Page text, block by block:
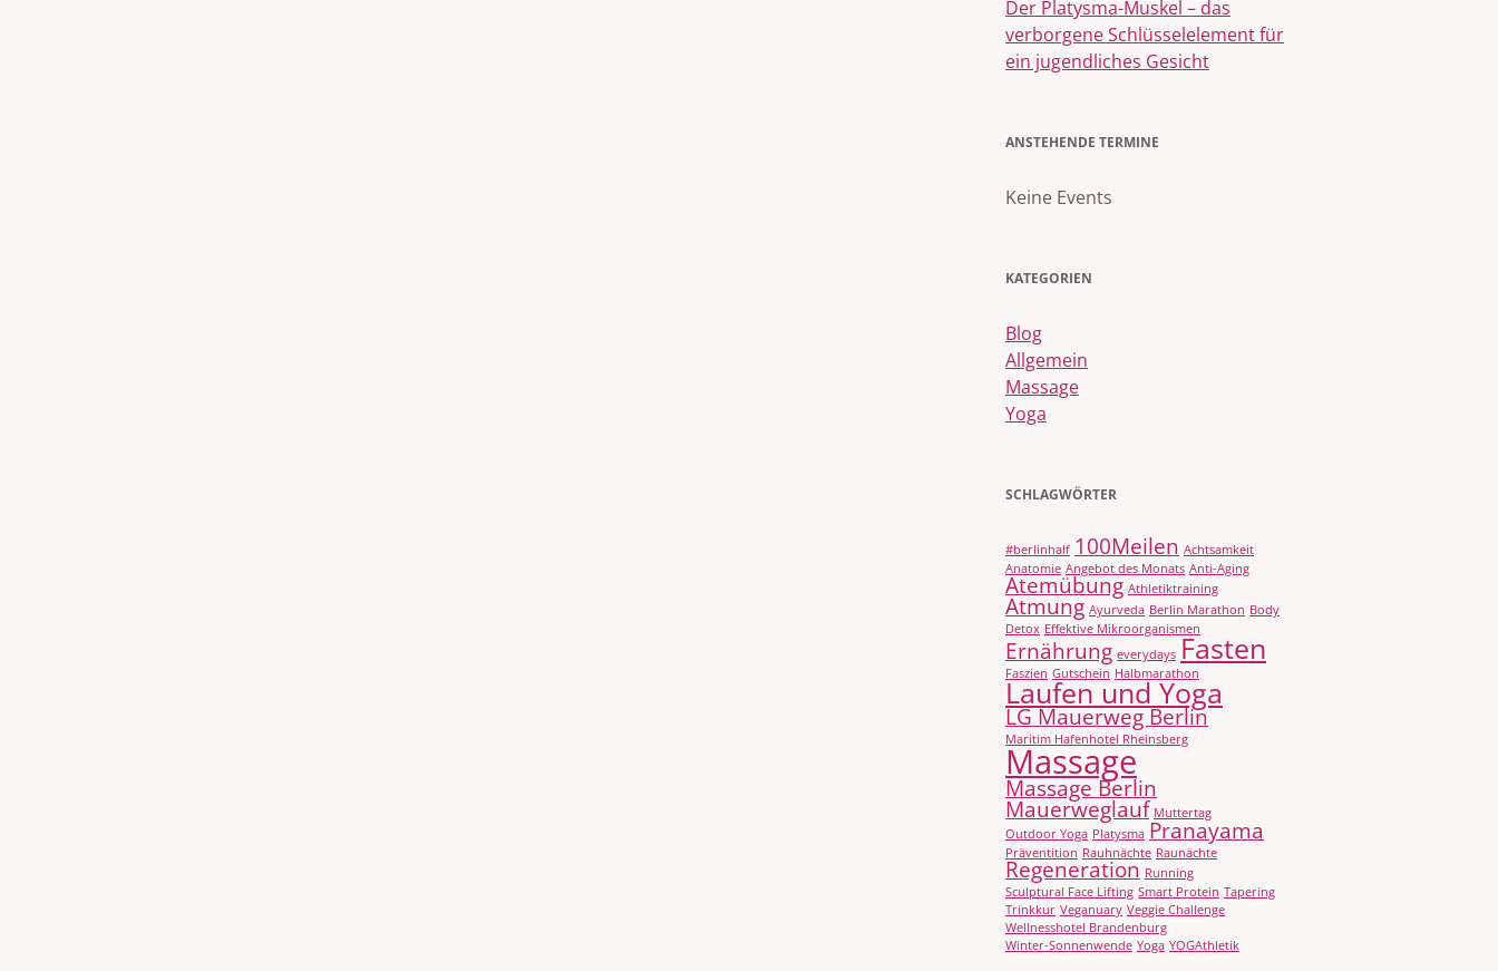
Der Platysma-Muskel – das
verborgene Schlüsselelement für
ein jugendliches Gesicht
ANSTEHENDE TERMINE
Keine Events
KATEGORIEN
Blog
Allgemein
Massage
Yoga
SCHLAGWÖRTER
#berlinhalf 100Meilen Achtsamkeit
Anatomie Angebot des Monats Anti-Aging
Atemübung Athletiktraining
Atmung Ayurveda Berlin Marathon Body
Detox Effektive Mikroorganismen
Ernährung everydays Fasten
Faszien Gutschein Halbmarathon
Laufen und Yoga
LG Mauerweg Berlin
Maritim Hafenhotel Rheinsberg
Massage
Massage Berlin
Mauerweglauf Muttertag
Outdoor Yoga Platysma Pranayama
Präventition Rauhnächte Raunächte
Regeneration Running
Sculptural Face Lifting Smart Protein Tapering
Trinkkur Veganuary Veggie Challenge
Wellnesshotel Brandenburg
Winter-Sonnenwende Yoga YOGAthletik